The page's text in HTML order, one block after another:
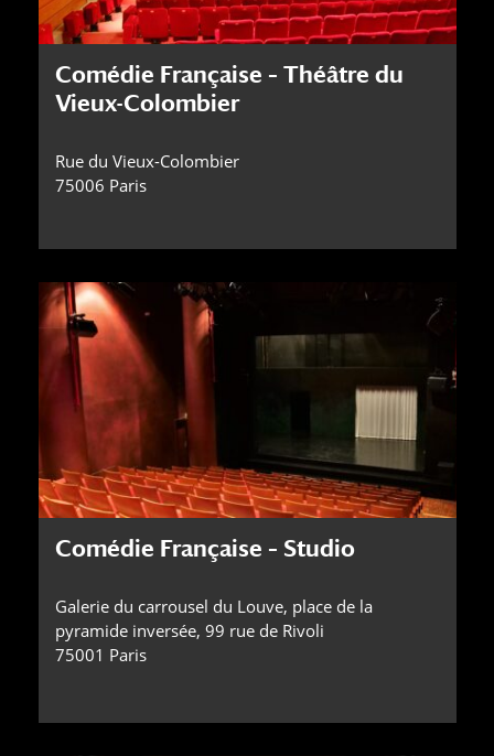
Comédie Française – Théâtre du
Vieux-Colombier
Rue du Vieux-Colombier
75006 Paris
Comédie Française – Studio
Galerie du carrousel du Louve, place de la
pyramide inversée, 99 rue de Rivoli
75001 Paris